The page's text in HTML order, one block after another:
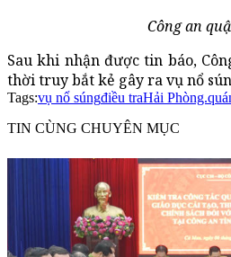
Công an
Sau khi nhận được tin báo,
thời truy bắt kẻ gây ra vụ nổ
Tags:vụ nổ súngđiều traHải Phòng.
TIN CÙNG CHUYÊN MỤC